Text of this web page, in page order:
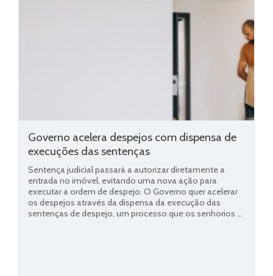
Governo acelera despejos com dispensa de
execuções das sentenças
Sentença judicial passará a autorizar diretamente a
entrada no imóvel, evitando uma nova ação para
executar a ordem de despejo. O Governo quer acelerar
os despejos através da dispensa da execução das
sentenças de despejo, um processo que os senhorios ...